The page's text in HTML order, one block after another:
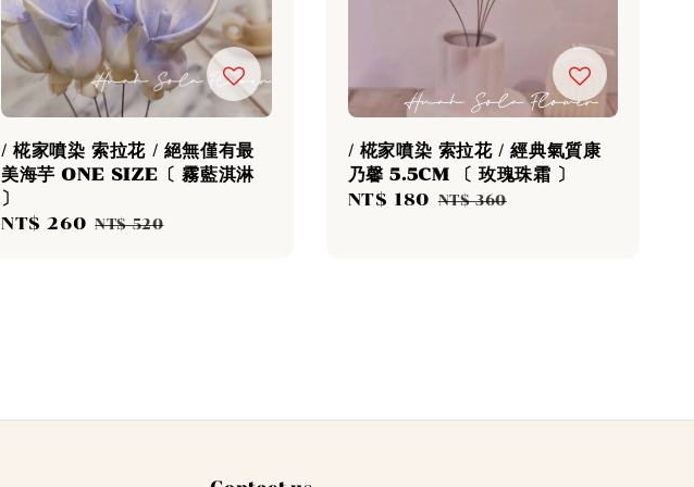
/ 椛家噴染 索拉花 / 絕無僅有最
美海芋 ONE SIZE〔 霧藍淇淋
〕
Sale
NT$ 260 Regular
NT$ 520
/ 椛家噴染 索拉花 / 經典氣質康
乃馨 5.5CM 〔 玫瑰珠霜 〕
Sale
NT$ 180 Regular
NT$ 360